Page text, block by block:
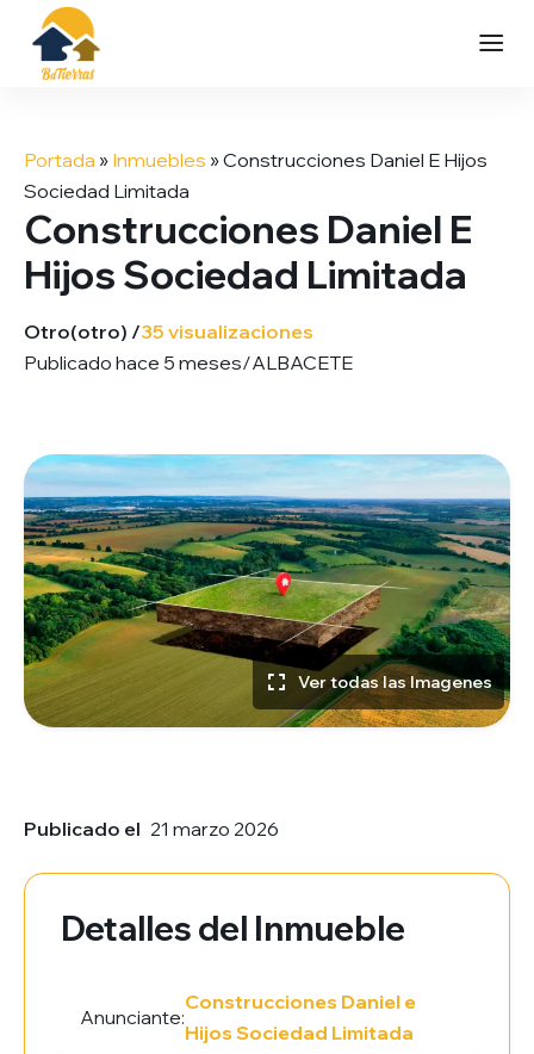
contenido
Portada » Inmuebles »Construcciones Daniel E Hijos
Sociedad Limitada
Construcciones Daniel E
Hijos Sociedad Limitada
Otro(otro) /35 visualizaciones
Publicado hace 5 meses/ALBACETE
Ver todas las Imagenes
Publicado el 21 marzo 2026
Detalles del Inmueble
Anunciante:
Construcciones Daniel e
Hijos Sociedad Limitada